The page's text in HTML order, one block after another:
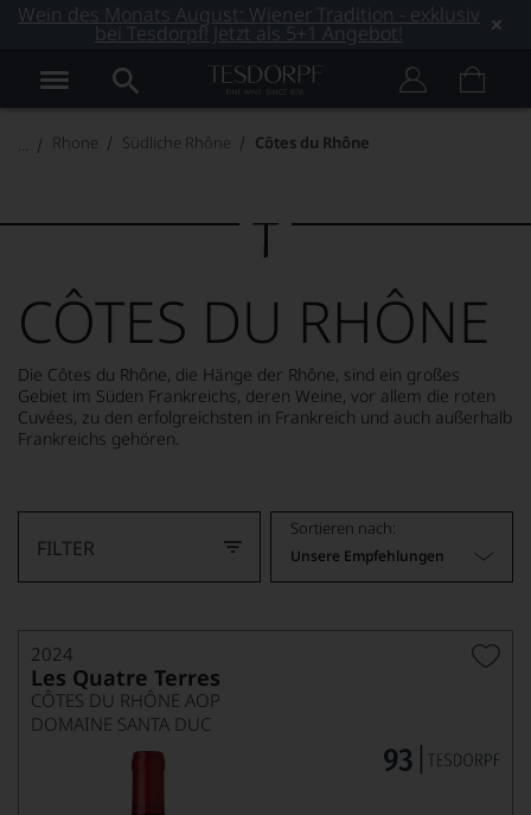
Wein des Monats August: Wiener Tradition - exklusiv
bei Tesdorpf! Jetzt als 5+1 Angebot!
Rhone Südliche Rhône Côtes du Rhône
CÔTES DU RHÔNE
Die Côtes du Rhône, die Hänge der Rhône, sind ein großes
Gebiet im Süden Frankreichs, deren Weine, vor allem die roten
Cuvées, zu den erfolgreichsten in Frankreich und auch außerhalb
Frankreichs gehören.
FILTER
Sortieren nach:
Unsere Empfehlungen
2024
Les Quatre Terres
CÔTES DU RHÔNE AOP
DOMAINE SANTA DUC